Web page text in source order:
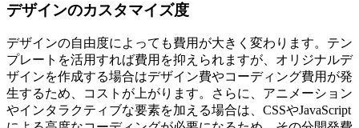
デザインのカスタマイズ度
デザインの自由度によっても費用が大きく変わります。テン
プレートを活用すれば費用を抑えられますが、オリジナルデ
ザインを作成する場合はデザイン費やコーディング費用が発
生するため、コストが上がります。さらに、アニメーション
やインタラクティブな要素を加える場合は、CSSやJavaScript